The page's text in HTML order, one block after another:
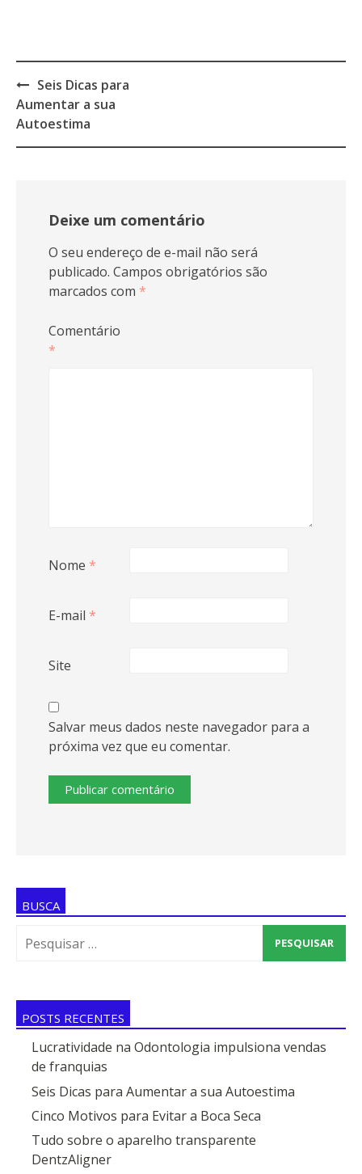
Post
navigation
Seis Dicas para
Aumentar a sua
Autoestima
Deixe um comentário
O seu endereço de e-mail não será
publicado. Campos obrigatórios são
marcados com *
Comentário
*
Nome *
E-mail *
Site
Salvar meus dados neste navegador para a
próxima vez que eu comentar.
BUSCA
por:
POSTS RECENTES
Lucratividade na Odontologia impulsiona vendas
de franquias
Seis Dicas para Aumentar a sua Autoestima
Cinco Motivos para Evitar a Boca Seca
Tudo sobre o aparelho transparente
DentzAligner